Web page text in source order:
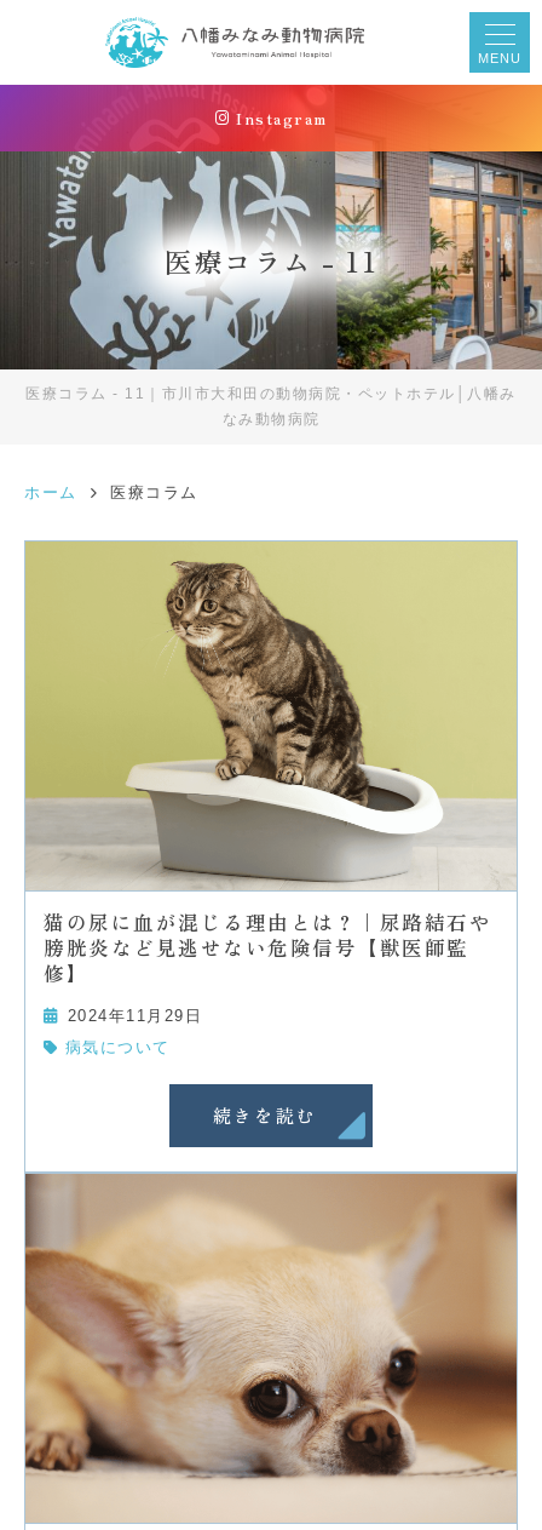
MENU
Instagram
医療コラム - 11
医療コラム - 11｜市川市大和田の動物病院・ペットホテル│八幡み
なみ動物病院
ホーム 医療コラム
猫の尿に血が混じる理由とは？｜尿路結石や
膀胱炎など見逃せない危険信号【獣医師監
修】
2024年11月29日
病気について
続きを読む